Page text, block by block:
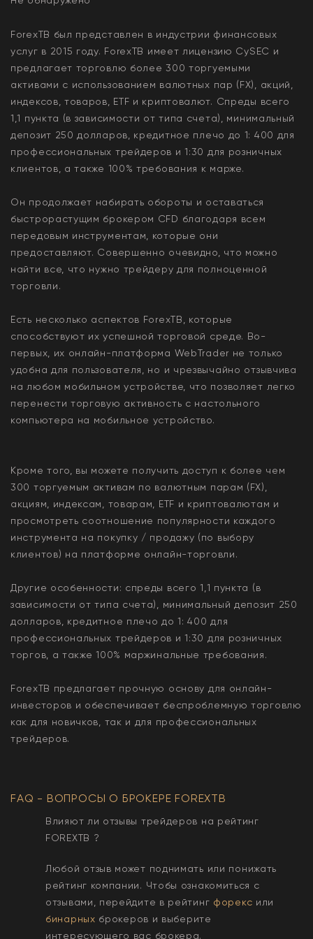
ForexTB был представлен в индустрии финансовых
услуг в 2015 году. ForexTB имеет лицензию CySEC и
предлагает торговлю более 300 торгуемыми
активами с использованием валютных пар (FX), акций,
индексов, товаров, ETF и криптовалют. Спреды всего
1,1 пункта (в зависимости от типа счета), минимальный
депозит 250 долларов, кредитное плечо до 1: 400 для
профессиональных трейдеров и 1:30 для розничных
клиентов, а также 100% требования к марже.
Он продолжает набирать обороты и оставаться
быстрорастущим брокером CFD благодаря всем
передовым инструментам, которые они
предоставляют. Совершенно очевидно, что можно
найти все, что нужно трейдеру для полноценной
торговли.
Есть несколько аспектов ForexTB, которые
способствуют их успешной торговой среде. Во-
первых, их онлайн-платформа WebTrader не только
удобна для пользователя, но и чрезвычайно отзывчива
на любом мобильном устройстве, что позволяет легко
перенести торговую активность с настольного
компьютера на мобильное устройство.
Кроме того, вы можете получить доступ к более чем
300 торгуемым активам по валютным парам (FX),
акциям, индексам, товарам, ETF и криптовалютам и
просмотреть соотношение популярности каждого
инструмента на покупку / продажу (по выбору
клиентов) на платформе онлайн-торговли.
Другие особенности: спреды всего 1,1 пункта (в
зависимости от типа счета), минимальный депозит 250
долларов, кредитное плечо до 1: 400 для
профессиональных трейдеров и 1:30 для розничных
торгов, а также 100% маржинальные требования.
ForexTB предлагает прочную основу для онлайн-
инвесторов и обеспечивает беспроблемную торговлю
как для новичков, так и для профессиональных
трейдеров.
FAQ - ВОПРОСЫ О БРОКЕРЕ FOREXTB
Влияют ли отзывы трейдеров на рейтинг
FOREXTB ?
Любой отзыв может поднимать или понижать
рейтинг компании. Чтобы ознакомиться с
отзывами, перейдите в рейтинг форекс или
бинарных брокеров и выберите
интересующего вас брокера.